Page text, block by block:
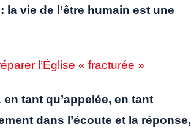
la vie de l’être humain est une
l’Église « fracturée »
en tant qu’appelée, en tant
dans l’écoute et la réponse,